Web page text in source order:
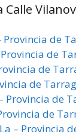
Provincia de
de
de
de
Provincia de
de
– Provincia